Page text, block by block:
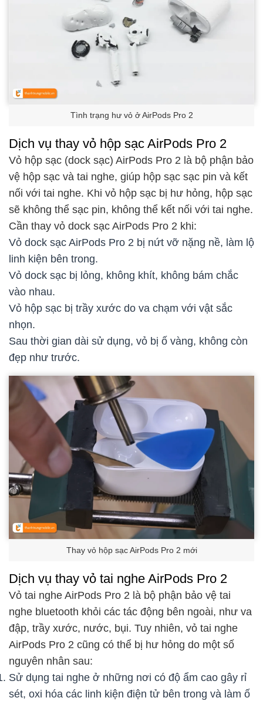
Tình trạng hư vỏ ở AirPods Pro 2
Dịch vụ thay vỏ hộp sạc AirPods Pro 2
Vỏ hộp sạc (dock sạc) AirPods Pro 2 là bộ phận bảo
vệ hộp sạc và tai nghe, giúp hộp sạc sạc pin và kết
nối với tai nghe. Khi vỏ hộp sạc bị hư hỏng, hộp sạc
sẽ không thể sạc pin, không thể kết nối với tai nghe.
Cần thay vỏ dock sạc AirPods Pro 2 khi:
Vỏ dock sạc AirPods Pro 2 bị nứt vỡ nặng nề, làm lộ
linh kiện bên trong.
Vỏ dock sạc bị lỏng, không khít, không bám chắc
vào nhau.
Vỏ hộp sạc bị trầy xước do va chạm với vật sắc
nhọn.
Sau thời gian dài sử dụng, vỏ bị ố vàng, không còn
đẹp như trước.
Thay vỏ hộp sạc AirPods Pro 2 mới
Dịch vụ thay vỏ tai nghe AirPods Pro 2
Vỏ tai nghe AirPods Pro 2 là bộ phận bảo vệ tai
nghe bluetooth khỏi các tác động bên ngoài, như va
đập, trầy xước, nước, bụi. Tuy nhiên, vỏ tai nghe
AirPods Pro 2 cũng có thể bị hư hỏng do một số
nguyên nhân sau:
Sử dụng tai nghe ở những nơi có độ ẩm cao gây rỉ
sét, oxi hóa các linh kiện điện tử bên trong và làm ố